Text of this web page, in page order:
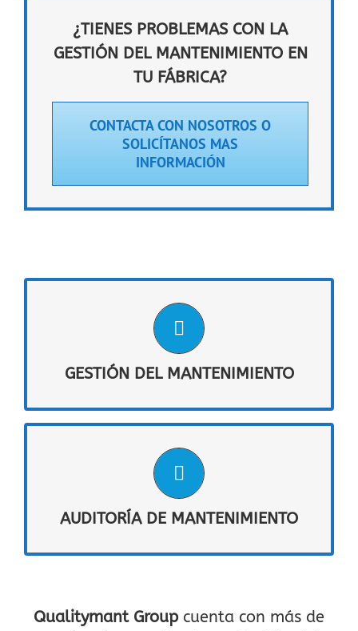
¿TIENES PROBLEMAS CON LA
GESTIÓN DEL MANTENIMIENTO EN
TU FÁBRICA?
CONTACTA CON NOSOTROS O
SOLICÍTANOS MAS
INFORMACIÓN
GESTIÓN DEL MANTENIMIENTO
GESTIÓN DEL MANTENIMIENTO
Realizar una correcta y adecuada
, es un claro indicador de
beneficios para los resultados globales de las
AUDITORÍA DE MANTENIMIENTO
AUDITORÍA DE MANTENIMIENTO
¿Necesitas realizar una
auditoría de gestión de
? Somos Expertos Gestores en
Mantenimiento ¡Reduce tiempos y costes
Qualitymant Groupcuenta con más de